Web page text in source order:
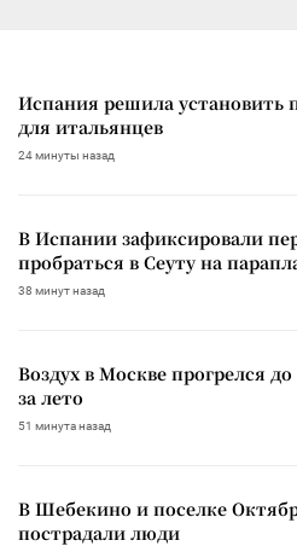
Испания решила установить
для итальянцев
24 минуты назад
В Испании зафиксировали
пробраться в Сеуту на
38 минут назад
Воздух в Москве прогрелся
за лето
51 минута назад
В Шебекино и поселке
пострадали люди